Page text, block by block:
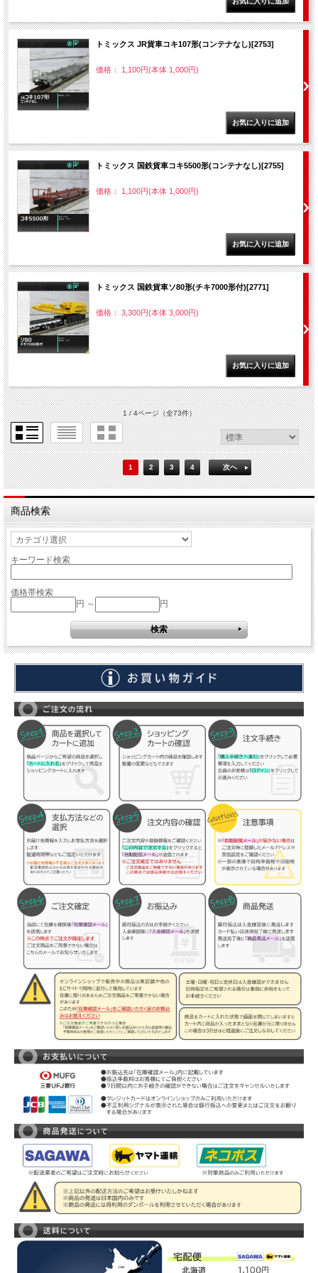
トミックス JR貨車コキ107形(コンテナなし)[2753]
価格： 1,100円(本体 1,000円)
トミックス 国鉄貨車コキ5500形(コンテナなし)[2755]
価格： 1,100円(本体 1,000円)
トミックス 国鉄貨車ソ80形(チキ7000形付)[2771]
価格： 3,300円(本体 3,000円)
1 / 4ページ（全73件）
1 2 3 4 次へ
商品検索
キーワード検索
価格帯検索
円 ～
円